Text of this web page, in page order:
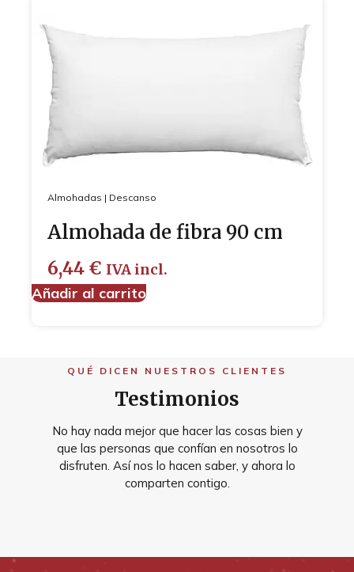
Almohadas | Descanso
Almohada de fibra 90 cm
6,44 € IVA incl.
Añadir al carrito
QUÉ DICEN NUESTROS CLIENTES
Testimonios
No hay nada mejor que hacer las cosas bien y
que las personas que confían en nosotros lo
disfruten. Así nos lo hacen saber, y ahora lo
comparten contigo.